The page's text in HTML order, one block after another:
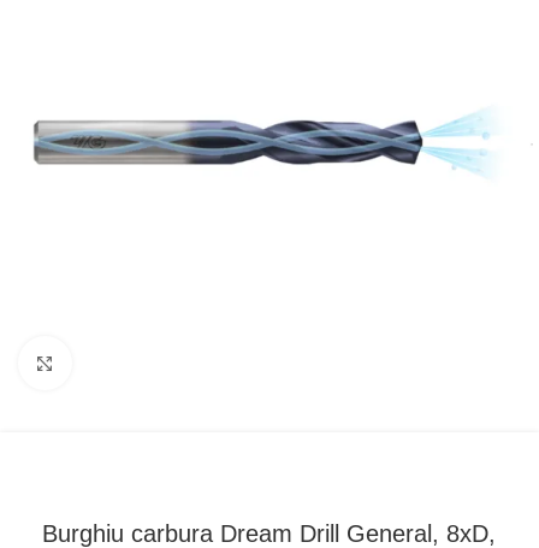
Burghiu carbura Dream Drill General, 8xD,